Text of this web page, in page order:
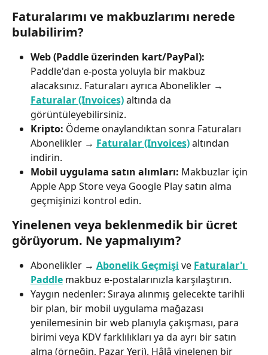
Faturalarımı ve makbuzlarımı nerede
bulabilirim?
Web (Paddle üzerinden kart/PayPal):
Paddle'dan e-posta yoluyla bir makbuz
alacaksınız. Faturaları ayrıca Abonelikler →
Faturalar (Invoices) altında da
görüntüleyebilirsiniz.
Kripto: Ödeme onaylandıktan sonra Faturaları
Abonelikler → Faturalar (Invoices) altından
indirin.
Mobil uygulama satın alımları: Makbuzlar için
Apple App Store veya Google Play satın alma
geçmişinizi kontrol edin.
Yinelenen veya beklenmedik bir ücret
görüyorum. Ne yapmalıyım?
Abonelikler → Abonelik Geçmişi ve Faturalar'ı
Paddle makbuz e-postalarınızla karşılaştırın.
Yaygın nedenler: Sıraya alınmış gelecekte tarihli
bir plan, bir mobil uygulama mağazası
yenilemesinin bir web planıyla çakışması, para
birimi veya KDV farklılıkları ya da ayrı bir satın
alma (örneğin, Pazar Yeri). Hâlâ yinelenen bir